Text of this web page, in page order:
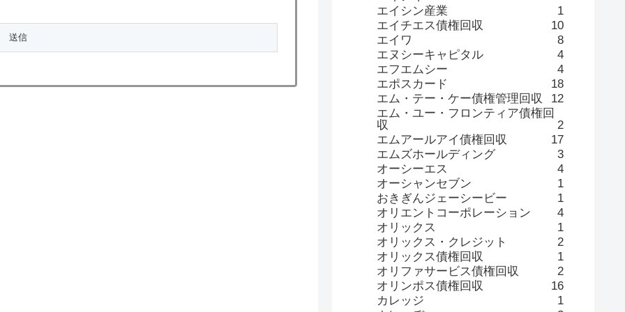
エイシン産業
1
エイチエス債権回収
10
エイワ
8
エヌシーキャピタル
4
エフエムシー
4
エポスカード
18
エム・テー・ケー債権管理回収
12
エム・ユー・フロンティア債権回
収
2
エムアールアイ債権回収
17
エムズホールディング
3
オーシーエス
4
オーシャンセブン
1
おきぎんジェーシービー
1
オリエントコーポレーション
4
オリックス
1
オリックス・クレジット
2
オリックス債権回収
1
オリファサービス債権回収
2
オリンポス債権回収
16
カレッジ
1